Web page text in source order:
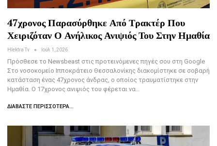
47χρονος Παρασύρθηκε Από Τρακτέρ Που
Χειριζόταν Ο Ανήλικος Ανιψιός Του Στην Ημαθία
Hlektra Tv Ιούλ 1, 2026
Πρόσθεσε το Newsbeast στις προτεινόμενες πηγές σου στη Google
Στο νοσοκομείο Ιπποκράτειο Θεσσαλονίκης διακομίστηκε σε σοβαρή
κατάσταση ένας 47χρονος άνδρας, ο οποίος τραυματίστηκε στην
Ημαθία. O 17χρονος ανιψιός του φέρεται να…
ΔΙΑΒΆΣΤΕ ΠΕΡΙΣΣΌΤΕΡΑ...